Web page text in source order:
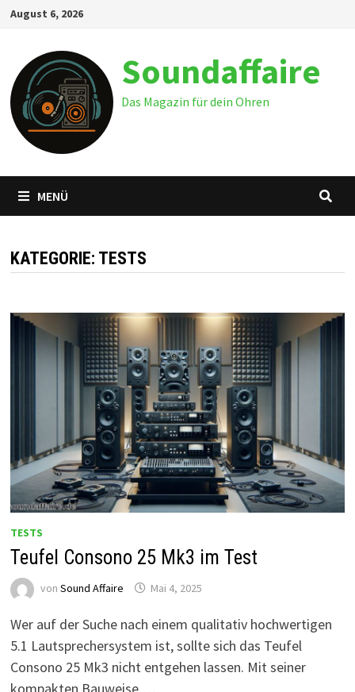
Zum
springen
August 6, 2026
Soundaffaire
Das Magazin für dein Ohren
MENÜ
KATEGORIE: TESTS
TESTS
Teufel Consono 25 Mk3 im Test
von Sound Affaire Mai 4, 2025
Wer auf der Suche nach einem qualitativ hochwertigen
5.1 Lautsprechersystem ist, sollte sich das Teufel
Consono 25 Mk3 nicht entgehen lassen. Mit seiner
kompakten Bauweise …